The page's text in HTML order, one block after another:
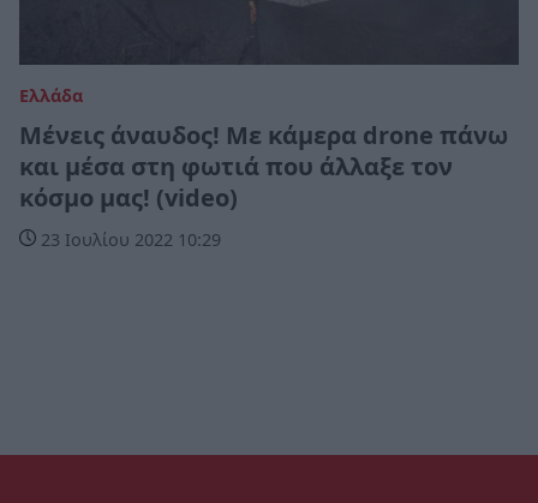
Ελλάδα
Μένεις άναυδος! Με κάμερα drone πάνω
και μέσα στη φωτιά που άλλαξε τον
κόσμο μας! (video)
23 Ιουλίου 2022 10:29